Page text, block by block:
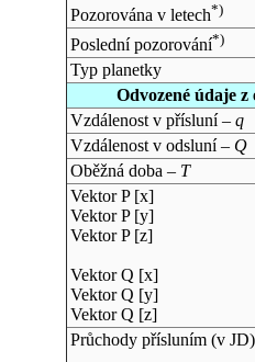
Pozorována v letech*)
Poslední pozorování*)
Typ planetky
Odvozené údaje
Vzdálenost v přísluní – q
Vzdálenost v odsluní – Q
Oběžná doba – T
Vektor P [x]
Vektor P [y]
Vektor P [z]
Vektor Q [x]
Vektor Q [y]
Vektor Q [z]
Průchody přísluním (v JD)